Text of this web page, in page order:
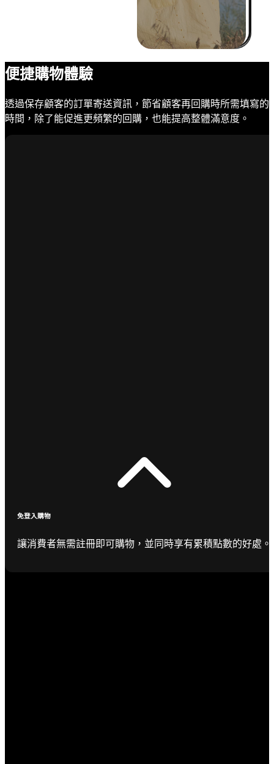
便捷購物體驗
透過保存顧客的訂單寄送資訊，節省顧客再回購時所需填寫的
時間，除了能促進更頻繁的回購，也能提高整體滿意度。
免登入購物
讓消費者無需註冊即可購物，並同時享有累積點數的好處。